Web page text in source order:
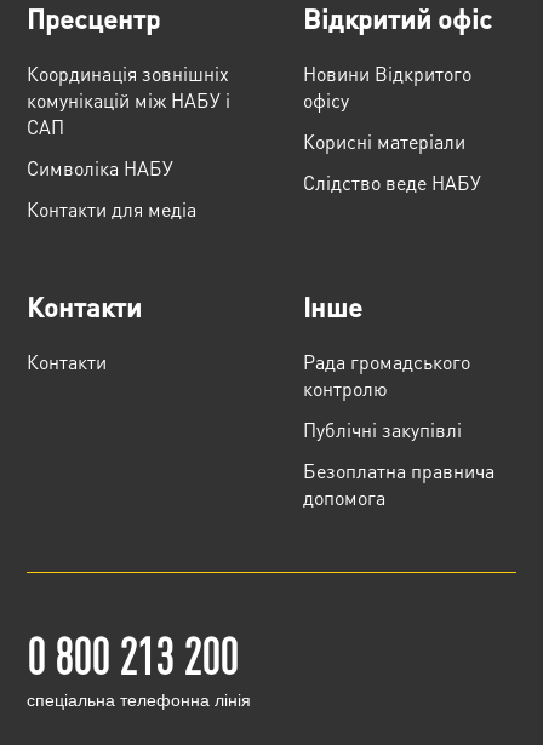
Пресцентр
Координація зовнішніх
комунікацій між НАБУ і
САП
Cимволіка НАБУ
Контакти для медіа
Відкритий офіс
Новини Відкритого
офісу
Корисні матеріали
Слідство веде НАБУ
Контакти
Контакти
Інше
Рада громадського
контролю
Публічні закупівлі
Безоплатна правнича
допомога
0 800 213 200
cпеціальна телефонна лінія